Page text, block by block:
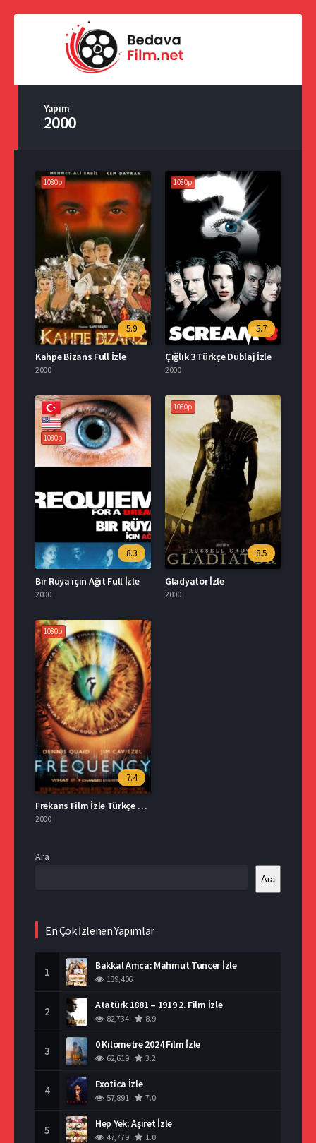
Yapım
2000
1080p
5.9
Kahpe Bizans Full İzle
2000
1080p
5.7
Çığlık 3 Türkçe Dublaj İzle
2000
1080p
8.3
Bir Rüya için Ağıt Full İzle
2000
1080p
8.5
Gladyatör İzle
2000
1080p
7.4
Frekans Film İzle Türkçe Dublaj
2000
Ara
Ara
En Çok İzlenen Yapımlar
1 Bakkal Amca: Mahmut Tuncer İzle
139,406
2 Atatürk 1881 – 1919 2. Film İzle
82,734 8.9
3 0 Kilometre 2024 Film İzle
62,619 3.2
4 Exotica İzle
57,891 7.0
5 Hep Yek: Aşiret İzle
47,779 1.0